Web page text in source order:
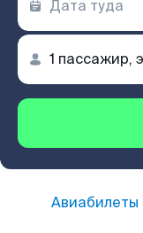
Авиабилеты